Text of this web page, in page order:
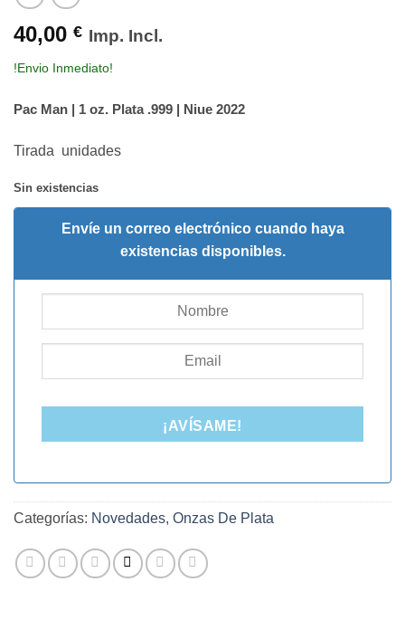
40,00 € Imp. Incl.
!Envio Inmediato!
Pac Man | 1 oz. Plata .999 | Niue 2022
Tirada unidades
Sin existencias
Envíe un correo electrónico cuando haya
existencias disponibles.
¡AVÍSAME!
Categorías: Novedades, Onzas De Plata